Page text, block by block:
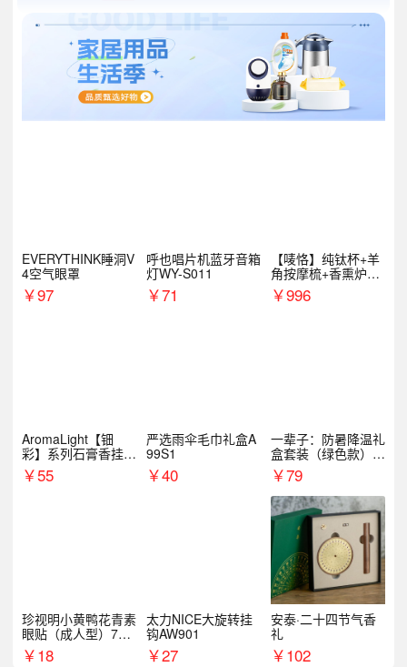
EVERYTHINK睡洞V
4空气眼罩
￥97
呼也唱片机蓝牙音箱
灯WY-S011
￥71
【唛恪】纯钛杯+羊
角按摩梳+香熏炉
+气垫梳
￥996
AromaLight【钿
彩】系列石膏香挂
（代发香味随机）
￥55
严选雨伞毛巾礼盒A
99S1
￥40
一辈子：防暑降温礼
盒套装（绿色款）支
持自由搭配
￥79
珍视明小黄鸭花青素
眼贴（成人型）7对/
盒
￥18
太力NICE大旋转挂
钩AW901
￥27
安泰·二十四节气香
礼
￥102